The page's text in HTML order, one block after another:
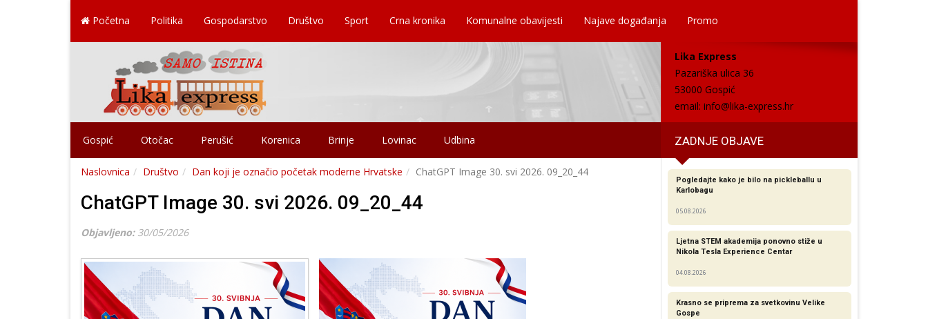
Početna Politika Gospodarstvo Društvo Sport Crna kronika Komunalne obavijesti Najave događanja Promo
Lika Express
Pazariška ulica 36
53000 Gospić
email: info@lika-express.hr
Gospić Otočac Perušić Korenica Brinje Lovinac Udbina ZADNJE OBJAVE
Naslovnica Društvo Dan koji je označio početak moderne Hrvatske ChatGPT Image 30. svi 2026. 09_20_44
ChatGPT Image 30. svi 2026. 09_20_44
Objavljeno: 30/05/2026
Pogledajte kako je bilo na pickleballu u
Karlobagu
05.08.2026
Ljetna STEM akademija ponovno stiže u
Nikola Tesla Experience Centar
04.08.2026
Krasno se priprema za svetkovinu Velike
Gospe